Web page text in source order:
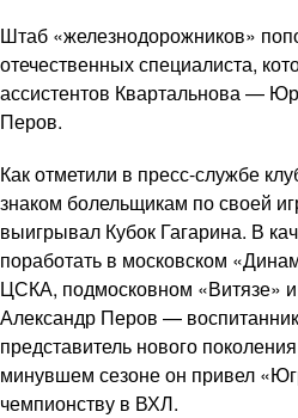
Штаб «железнодорожников»
отечественных специалиста,
ассистентов Квартальнова —
Перов.
Как отметили в пресс-службе
знаком болельщикам по своей
выигрывал Кубок Гагарина. В
поработать в московском
ЦСКА, подмосковном «Витязе»
Александр Перов —
представитель нового
минувшем сезоне он привел
чемпионству в ВХЛ.